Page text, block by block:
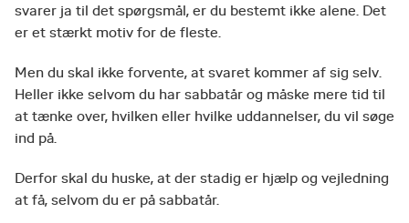
svarer ja til det spørgsmål, er du bestemt ikke alene. Det
er et stærkt motiv for de fleste.
Men du skal ikke forvente, at svaret kommer af sig selv.
Heller ikke selvom du har sabbatår og måske mere tid til
at tænke over, hvilken eller hvilke uddannelser, du vil søge
ind på.
Derfor skal du huske, at der stadig er hjælp og vejledning
at få, selvom du er på sabbatår.